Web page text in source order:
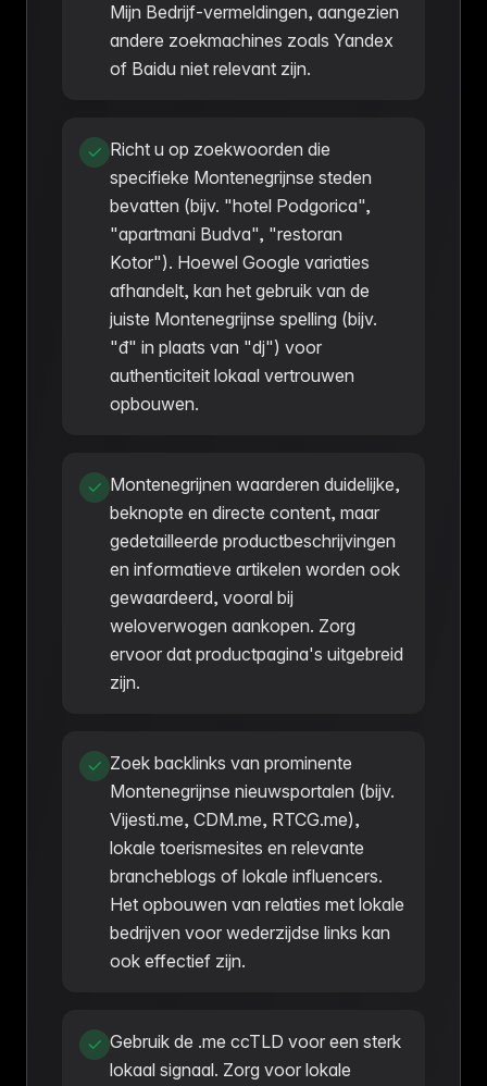
Mijn Bedrijf-vermeldingen, aangezien
andere zoekmachines zoals Yandex
of Baidu niet relevant zijn.
Richt u op zoekwoorden die
specifieke Montenegrijnse steden
bevatten (bijv. "hotel Podgorica",
"apartmani Budva", "restoran
Kotor"). Hoewel Google variaties
afhandelt, kan het gebruik van de
juiste Montenegrijnse spelling (bijv.
"đ" in plaats van "dj") voor
authenticiteit lokaal vertrouwen
opbouwen.
Montenegrijnen waarderen duidelijke,
beknopte en directe content, maar
gedetailleerde productbeschrijvingen
en informatieve artikelen worden ook
gewaardeerd, vooral bij
weloverwogen aankopen. Zorg
ervoor dat productpagina's uitgebreid
zijn.
Zoek backlinks van prominente
Montenegrijnse nieuwsportalen (bijv.
Vijesti.me, CDM.me, RTCG.me),
lokale toerismesites en relevante
brancheblogs of lokale influencers.
Het opbouwen van relaties met lokale
bedrijven voor wederzijdse links kan
ook effectief zijn.
Gebruik de .me ccTLD voor een sterk
lokaal signaal. Zorg voor lokale